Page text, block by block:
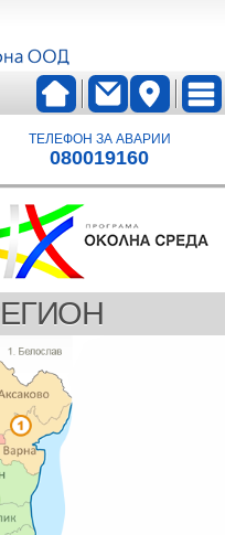
ТЕЛЕФОН ЗА АВАРИИ
080019160